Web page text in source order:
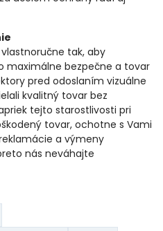
tak, aby
maximálne bezpečne a tovar
pred odoslaním vizuálne
kvalitný tovar bez
tejto starostlivosti pri
tovar, ochotne s Vami
a výmeny
nás neváhajte